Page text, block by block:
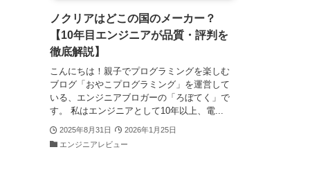
ノクリアはどこの国のメーカー？
【10年目エンジニアが品質・評判を
徹底解説】
こんにちは！親子でプログラミングを楽しむ
ブログ「おやこプログラミング」を運営して
いる、エンジニアブロガーの「ろぼてく」で
す。 私はエンジニアとして10年以上、電...
2025年8月31日
2026年1月25日
エンジニアレビュー